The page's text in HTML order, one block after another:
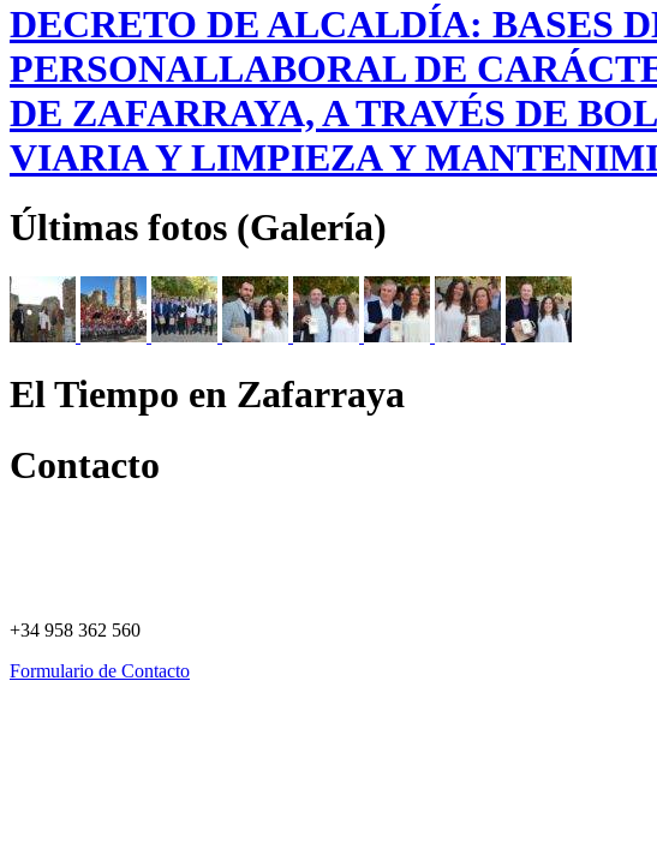
DECRETO DE ALCALDÍA: BASES
PERSONALLABORAL DE
DE ZAFARRAYA, A TRAVÉS DE
VIARIA Y LIMPIEZA Y
Últimas fotos (Galería)
El Tiempo en Zafarraya
Contacto
+34 958 362 560
Formulario de Contacto